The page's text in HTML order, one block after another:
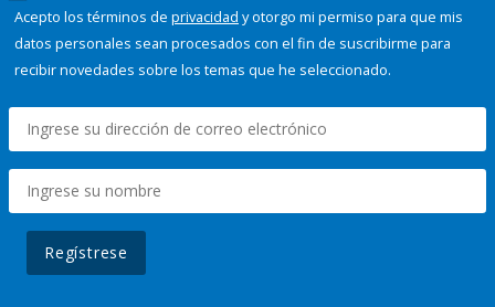
Acepto los términos de privacidad y otorgo mi permiso para que mis
datos personales sean procesados con el fin de suscribirme para
recibir novedades sobre los temas que he seleccionado.
Regístrese